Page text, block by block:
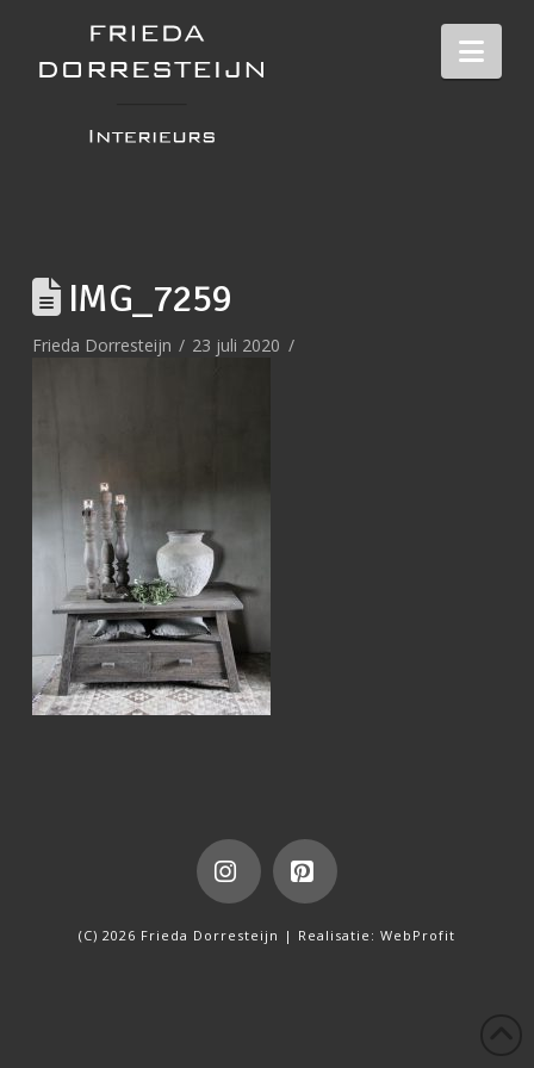
IMG_7259
Frieda Dorresteijn 23 juli 2020
InstagramPinterest
(C) 2026 Frieda Dorresteijn | Realisatie: WebProfit